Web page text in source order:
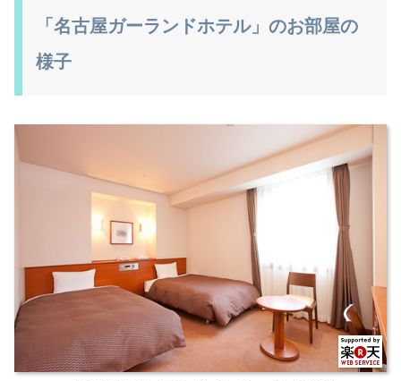
「名古屋ガーランドホテル」のお部屋の
様子